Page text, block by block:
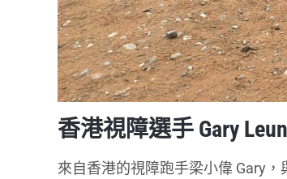
香港視障選手 Gary
來自香港的視障跑手梁小偉 Gary